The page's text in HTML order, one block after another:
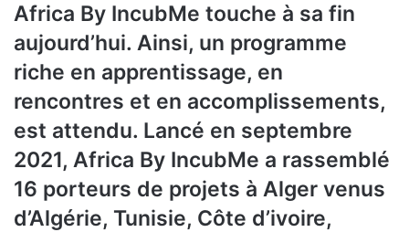
Africa By IncubMe touche à sa fin
aujourd’hui. Ainsi, un programme
riche en apprentissage, en
rencontres et en accomplissements,
est attendu. Lancé en septembre
2021, Africa By IncubMe a rassemblé
16 porteurs de projets à Alger venus
d’Algérie, Tunisie, Côte d’ivoire,